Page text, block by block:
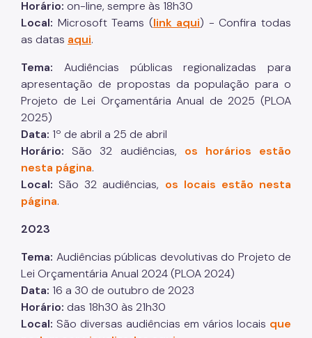
Operações de Crédito
Outros Serviços e Orientações
Parcelamento de Tributos
Pagamento de Tributos
Passo a passo em vídeo
Processos Administrativos
Regularidade das UO's
SAV - Solução de Atendimento Virtual
Senha Web
Serviço de Valet
SIMBA - Sistema de Movimentação Bancária
Simples Nacional (Supersimples)
Horário: on-line, sempre às 18h30
Local: Microsoft Teams (link aqui) - Confira todas
as datas aqui.
Tema: Audiências públicas regionalizadas para
apresentação de propostas da população para o
Projeto de Lei Orçamentária Anual de 2025 (PLOA
2025)
Data: 1º de abril a 25 de abril
Horário: São 32 audiências, os horários estão
nesta página.
Local: São 32 audiências, os locais estão nesta
página.
2023
Tema: Audiências públicas devolutivas do Projeto de
Lei Orçamentária Anual 2024 (PLOA 2024)
Data: 16 a 30 de outubro de 2023
Horário: das 18h30 às 21h30
Local: São diversas audiências em vários locais que